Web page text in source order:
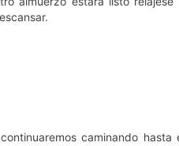
caminando hasta